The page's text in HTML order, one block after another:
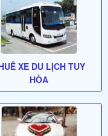
XE DU LỊCH TUY
HÒA